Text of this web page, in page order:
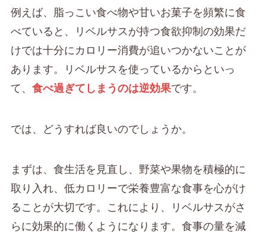
例えば、脂っこい食べ物や甘いお菓子を頻繁に食
べていると、リベルサスが持つ食欲抑制の効果だ
けでは十分にカロリー消費が追いつかないことが
あります。リベルサスを使っているからといっ
て、 食べ過ぎてしまうのは逆効果です。
では、どうすれば良いのでしょうか。
まずは、食生活を見直し、野菜や果物を積極的に
取り入れ、低カロリーで栄養豊富な食事を心がけ
ることが大切です。これにより、リベルサスがさ
らに効果的に働くようになります。食事の量を減